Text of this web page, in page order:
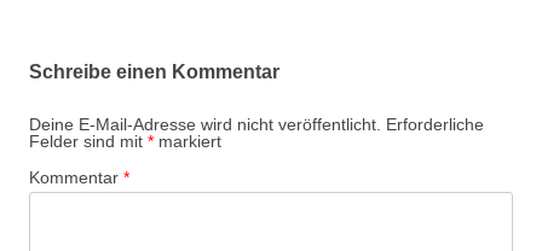
Schreibe einen Kommentar
Deine E-Mail-Adresse wird nicht veröffentlicht. Erforderliche
Felder sind mit * markiert
Kommentar *